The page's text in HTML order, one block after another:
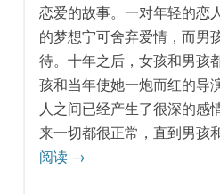
恋爱的故事。一对年轻的恋
的梦想宁可舍弃爱情，而男
待。十年之后，女孩和男孩
孩和当年使她一炮而红的导
人之间已经产生了很深的感
来一切都很正常，直到男孩
阅读 →